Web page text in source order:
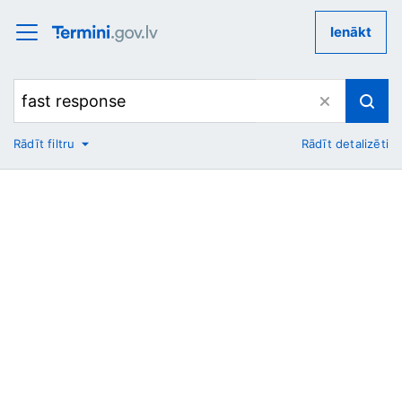
Ienākt
No
Rādīt filtru Rādīt detalizēti